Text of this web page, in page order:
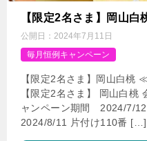
【限定2名さま】岡山白
公開日： 2024年7月11日
毎月恒例キャンペーン
【限定2名さま】岡山白
【限定2名さま】 岡山白
ャンペーン期間 2024/7/12
2024/8/11 片付け110番 […]